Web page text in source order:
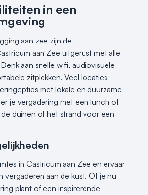
in een
aan zee zijn de
aan Zee uitgerust met alle
aan snelle wifi, audiovisuele
zitplekken. Veel locaties
met lokale en duurzame
je vergadering met een lunch of
duinen of het strand voor een
in Castricum aan Zee en ervaar
vergaderen aan de kust. Of je nu
plant of een inspirerende